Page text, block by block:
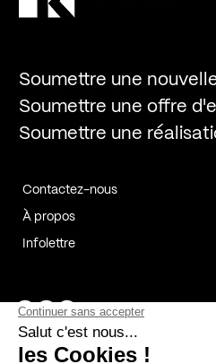
Soumettre une
Soumettre une offre
Soumettre une
Contactez-nous
À propos
Infolettre
Page Facebook de Kollectif
Page Instagram de Kollectif
Page Linkedin de